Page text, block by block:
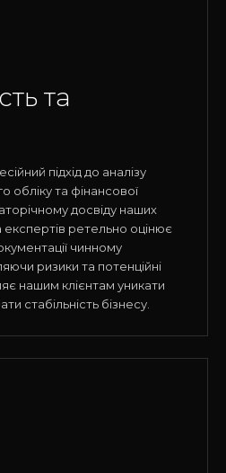
та
підхід до аналізу
обліку та фінансової
досвіду наших
експертів ретельно оцінює
чинному
ризики та потенційні
нашим клієнтам уникати
стабільність бізнесу.